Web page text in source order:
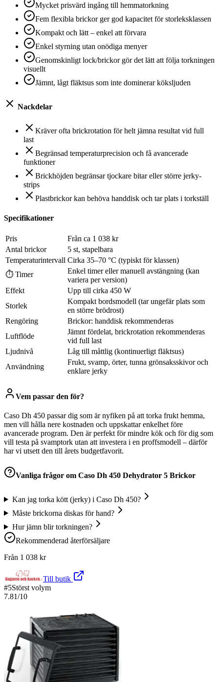
Mycket prisvärd ingång till hemmatorkning
Fem flexibla brickor ger god kapacitet för storleksklassen
Kompakt och lätt – enkel att förvara
Enkel styrning utan onödiga menyer
Genomskinligt lock/brickor gör det lätt att följa torkningen
visuellt
Jämnt, lågt fläktsus som inte dominerar köksljuden
Nackdelar
Kräver ofta brickrotation för helt jämna resultat vid full
last
Begränsad temperaturprecision och få avancerade
funktioner
Brickhöjden begränsar tjockare bitar eller större jerky-
strips
Plastbrickor kan behöva handdisk och tar plats i torkställ
Specifikationer
Pris
Från ca 1 038 kr
Antal brickor
5 st, stapelbara
Temperaturintervall Cirka 35–70 °C (typiskt för klassen)
⏱ Timer
Enkel timer eller manuell avstängning (kan
variera per version)
Effekt
Upp till cirka 450 W
Storlek
Kompakt bordsmodell (tar ungefär plats som
en större brödrost)
Rengöring
Brickor: handdisk rekommenderas
Luftflöde
Jämnt fördelat, brickrotation rekommenderas
vid full last
Ljudnivå
Låg till måttlig (kontinuerligt fläktsus)
Användning
Frukt, svamp, örter, tunna grönsaksskivor och
enklare jerky
Vem passar den för?
Caso Dh 450 passar dig som är nyfiken på att torka frukt hemma,
men vill hålla nere kostnaden och uppskattar enkelhet före
avancerade program. Den är perfekt för mindre kök och för dig som
vill testa på svamptork utan att investera i en proffsmodell – därför
har vi utsett den till årets budgetfavorit.
Vanliga frågor om Caso Dh 450 Dehydrator 5 Brickor
Kan jag torka kött (jerky) i Caso Dh 450?
Måste brickorna diskas för hand?
Hur jämn blir torkningen?
Rekommenderad återförsäljare
Från 1 038 kr
Till butik
#5Störst volym
7.81/10